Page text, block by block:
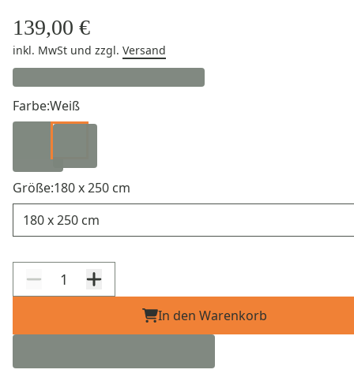
139,00 €
inkl. MwSt und zzgl. Versand
Farbe:Weiß
Größe:180 x 250 cm
In den Warenkorb